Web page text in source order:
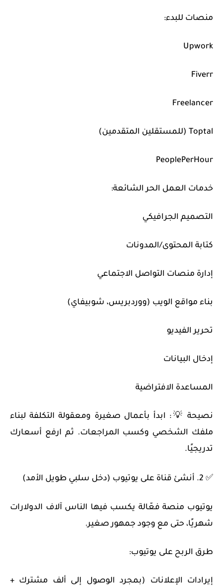
منصات للبدء:
Upwork
Fiverr
Freelancer
Toptal (للمستقلين المتقدمين)
PeoplePerHour
خدمات العمل الحر الشائعة:
التصميم الجرافيكي
كتابة المحتوى/المدونات
إدارة منصات التواصل الاجتماعي
بناء مواقع الويب (ووردبريس، شوبيفاي)
تحرير الفيديو
إدخال البيانات
المساعدة الافتراضية
نصيحة 💡: ابدأ بأعمال صغيرة ومعقولة التكلفة لبناء
ملفك الشخصي وكسب المراجعات. ثم ارفع أسعارك
تدريجيًا.
✅ 2. أنشئ قناة على يوتيوب (دخل سلبي طويل الأمد)
يوتيوب منصة فعّالة يكسب فيها الناس آلاف الدولارات
شهريًا، حتى مع وجود جمهور صغير.
طرق الربح على يوتيوب:
إيرادات الإعلانات (بمجرد الوصول إلى ألف مشترك +